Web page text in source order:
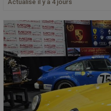
Actualisé il y a 4 jours